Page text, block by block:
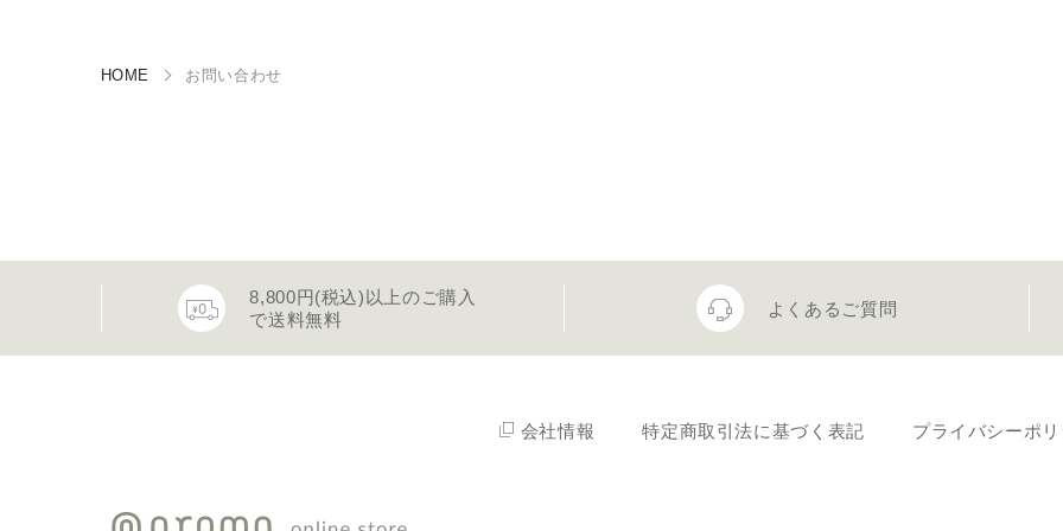
HOME お問い合わせ
8,800円(税込)以上のご購入
で送料無料
よくあるご質問
会社情報 特定商取引法に基づく表記 プライバシーポ